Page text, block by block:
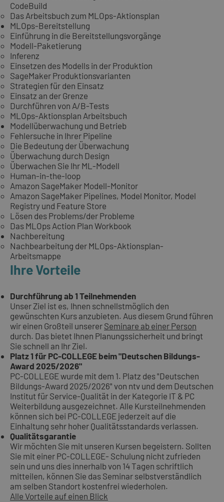
CodeBuild
Das Arbeitsbuch zum MLOps-Aktionsplan
MLOps-Bereitstellung
Einführung in die Bereitstellungsvorgänge
Modell-Paketierung
Inferenz
Einsetzen des Modells in der Produktion
SageMaker Produktionsvarianten
Strategien für den Einsatz
Einsatz an der Grenze
Durchführen von A/B-Tests
MLOps-Aktionsplan Arbeitsbuch
Modellüberwachung und Betrieb
Fehlersuche in Ihrer Pipeline
Die Bedeutung der Überwachung
Überwachung durch Design
Überwachen Sie Ihr ML-Modell
Human-in-the-loop
Amazon SageMaker Modell-Monitor
Amazon SageMaker Pipelines, Model Monitor, Model
Registry und Feature Store
Lösen des Problems/der Probleme
Das MLOps Action Plan Workbook
Nachbereitung
Nachbearbeitung der MLOps-Aktionsplan-
Arbeitsmappe
Ihre Vorteile
Durchführung ab 1 Teilnehmenden
Unser Ziel ist es, Ihnen schnellstmöglich den
gewünschten Kurs anzubieten. Aus diesem Grund führen
wir einen Großteil unserer Seminare ab einer Person
durch. Das bietet Ihnen Planungssicherheit und bringt
Sie schnell an Ihr Ziel.
Platz 1 für PC-COLLEGE beim "Deutschen Bildungs-
Award 2025/2026"
PC-COLLEGE wurde mit dem 1. Platz des "Deutschen
Bildungs-Award 2025/2026" von ntv und dem Deutschen
Institut für Service-Qualität in der Kategorie IT & PC
Weiterbildung ausgezeichnet. Alle Kursteilnehmenden
können sich bei PC-COLLEGE jederzeit auf die
Einhaltung sehr hoher Qualitätsstandards verlassen.
Qualitätsgarantie
Wir möchten Sie mit unseren Kursen begeistern. Sollten
Sie mit einer PC-COLLEGE- Schulung nicht zufrieden
sein und uns dies innerhalb von 14 Tagen schriftlich
mitteilen, können Sie das Seminar selbstverständlich
am selben Standort kostenfrei wiederholen.
Alle Vorteile auf einen Blick